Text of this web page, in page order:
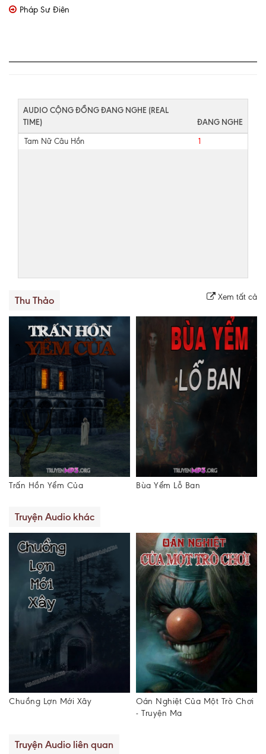
Pháp Sư Điên
AUDIO CỘNG ĐỒNG ĐANG NGHE (REAL
TIME)
ĐANG NGHE
Tam Nữ Câu Hồn 1
Thu Thảo Xem tất cả
Bùa Yểm Lỗ Ban Miếu Sơn Thần
Truyện Audio khác
Oán Nghiệt Của Một Trò Chơi
Nam Tông Cấm Thuật
Truyện Audio liên quan